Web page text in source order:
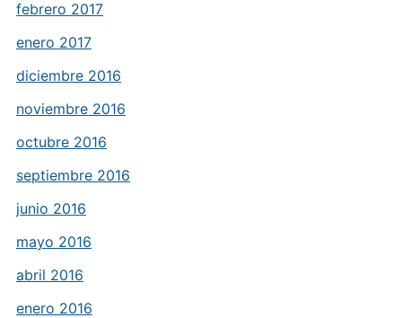
febrero 2017
enero 2017
diciembre 2016
noviembre 2016
octubre 2016
septiembre 2016
junio 2016
mayo 2016
abril 2016
enero 2016